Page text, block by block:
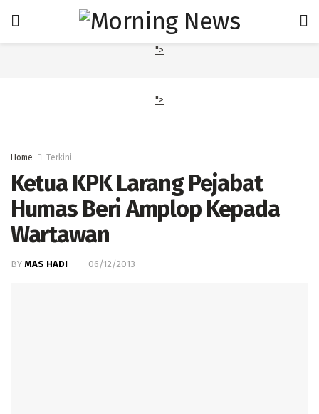
">
">
Home Terkini
Ketua KPK Larang Pejabat
Humas Beri Amplop Kepada
Wartawan
BY MAS HADI 06/12/2013